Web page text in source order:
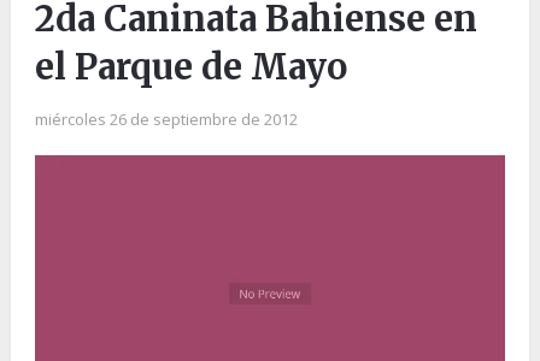
2da Caninata Bahiense en
el Parque de Mayo
miércoles 26 de septiembre de 2012